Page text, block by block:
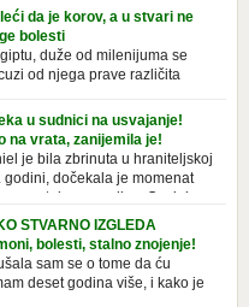
pregledalo ga je preko 80
nakon što su vidjeli kako
da je korov, a u stvari ne
bolesti
duže od milenijuma se
od njega prave različita
ali vrlo uporan
u bašti ili dvorištu, teško ga se
u sudnici na usvajanje!
na vrata, zanijemila je!
je bila zbrinuta u hraniteljskoj
dočekala je momenat
stalnu porodicu. Ovaj dan
novu porodicu, ali je uskoro
radniku koji poznaje
STVARNO IZGLEDA
bolesti, stalno znojenje!
sam se o tome da ću
deset godina više, i kako je
podloga za mnoge bolesti,